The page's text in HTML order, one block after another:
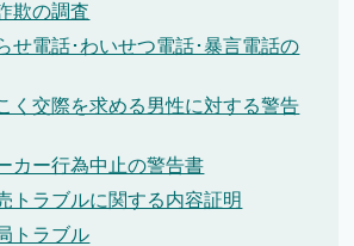
欺の調査
せ電話･わいせつ電話･暴言電話の
く交際を求める男性に対する警告
カー行為中止の警告書
トラブルに関する内容証明
トラブル